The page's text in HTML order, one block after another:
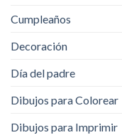
Cumpleaños
Decoración
Día del padre
Dibujos para Colorear
Dibujos para Imprimir